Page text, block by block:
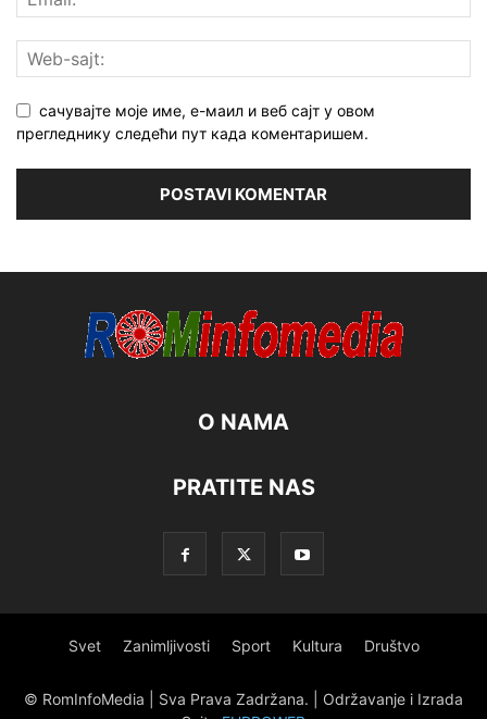
сачувајте моје име, е-маил и веб сајт у овом
прегледнику следећи пут када коментаришем.
O NAMA
PRATITE NAS
Svet Zanimljivosti Sport Kultura Društvo
© RomInfoMedia | Sva Prava Zadržana. | Održavanje i Izrada